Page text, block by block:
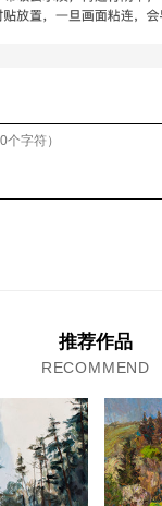
推荐作品
RECOMMEND